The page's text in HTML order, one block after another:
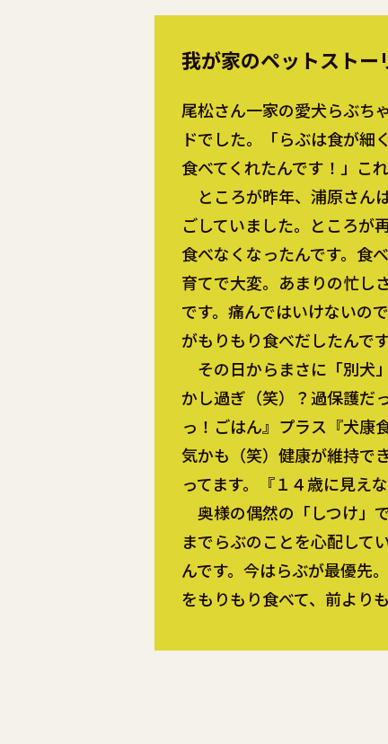
我が家のペットストー
尾松さん一家の愛犬らぶち
ドでした。「らぶは食が
食べてくれたんです！」こ
ところが昨年、浦原さん
ごしていました。ところが
食べなくなったんです。食
育てで大変。あまりの忙し
です。痛んではいけないの
がもりもり食べだしたんです
その日からまさに「別犬
かし過ぎ（笑）？過保護だ
っ！ごはん』プラス『犬康
気かも（笑）健康が維持で
ってます。『１４歳に見え
奥様の偶然の「しつけ」
までらぶのことを心配して
んです。今はらぶが最優先
をもりもり食べて、前より